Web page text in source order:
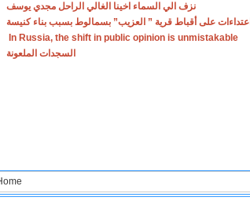
نزف الي السماء اخينا الغالي الراحل مجدي يوسف
اعتداءات على أقباط قرية ” العزيب” بسمالوط بسبب بناء كنيسة
In Russia, the shift in public opinion is unmistakable
السجدات الملعونة